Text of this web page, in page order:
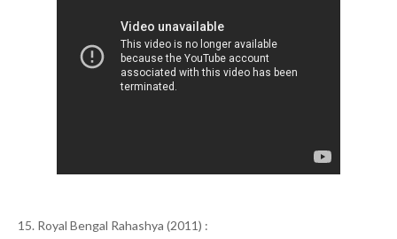
15. Royal Bengal Rahashya (2011) :